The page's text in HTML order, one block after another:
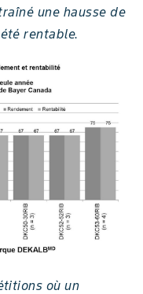
une hausse de
rentable.
où un